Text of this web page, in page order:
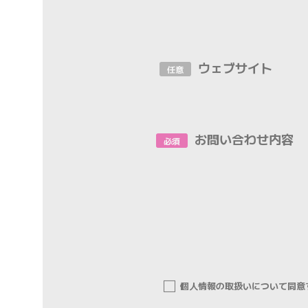
任意 ウェブサイト
必須 お問い合わせ内容
個人情報の取扱いについて同意